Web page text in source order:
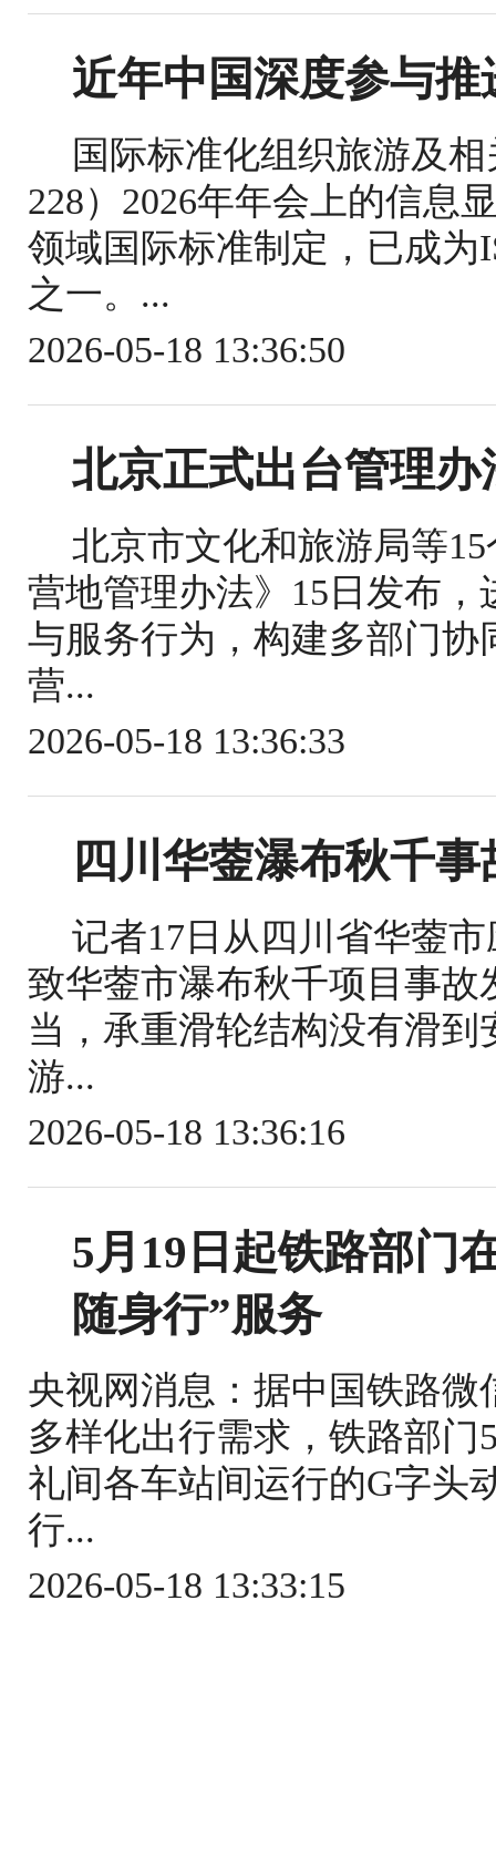
近年中国深度参与
国际标准化组织旅游及
228）2026年年会上的信息
领域国际标准制定，已成为
之一。...
2026-05-18 13:36:50
北京正式出台管理
北京市文化和旅游局等
营地管理办法》15日发布
与服务行为，构建多部门
营...
2026-05-18 13:36:33
四川华蓥瀑布秋千
记者17日从四川省华蓥
致华蓥市瀑布秋千项目事
当，承重滑轮结构没有滑
游...
2026-05-18 13:36:16
5月19日起铁路部门
随身行”服务
央视网消息：据中国铁路
多样化出行需求，铁路部门
礼间各车站间运行的G字头
行...
2026-05-18 13:33:15